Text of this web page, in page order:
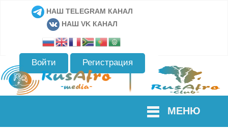
НАШ TELEGRAM КАНАЛ
НАШ VK КАНАЛ
Войти Регистрация
МЕНЮ